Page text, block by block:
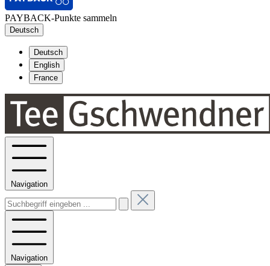
PAYBACK-Punkte sammeln
Deutsch
Deutsch
English
France
Navigation
Navigation